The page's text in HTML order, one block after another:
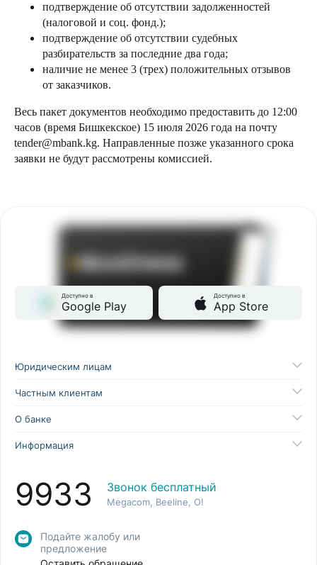
подтверждение об отсутствии задолженностей
(налоговой и соц. фонд.);
подтверждение об отсутствии судебных
разбирательств за последние два года;
наличие не менее 3 (трех) положительных отзывов
от заказчиков.
Весь пакет документов необходимо предоставить до 12:00
часов (время Бишкекское) 15 июля 2026 года на почту
tender@mbank.kg. Направленные позже указанного срока
заявки не будут рассмотрены комиссией.
Доступно в
Google Play
Доступно в
App Store
Юридическим лицам
Частным клиентам
О банке
Информация
9933 Звонок бесплатный
Megacom, Beeline, O!
Подайте жалобу или
предложение